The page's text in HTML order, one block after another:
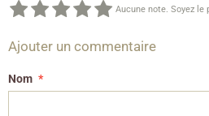
Aucune note. Soyez
Ajouter un commentaire
Nom